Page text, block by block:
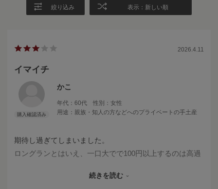
絞り込み 表示：新しい順
2026.4.11
イマイチ
かこ
年代： 60代 性別： 女性
用途： 親族・知人の方などへのプライベートの手土産
期待し過ぎてしまいました。
ロングランとはいえ、一口大でで100円以上するのは高過
凄く美味しければまだ良いのですが、普通でした。
続きを読む